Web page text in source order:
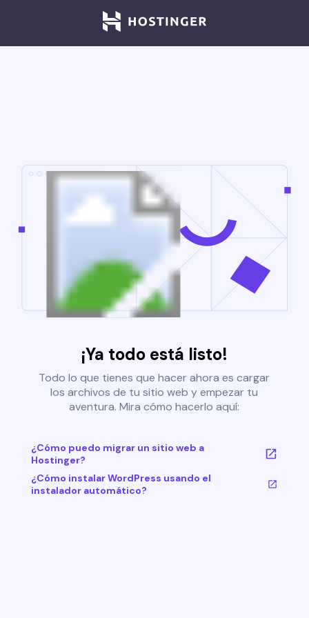
¡Ya todo está listo!
Todo lo que tienes que hacer ahora es cargar
los archivos de tu sitio web y empezar tu
aventura. Mira cómo hacerlo aquí:
¿Cómo puedo migrar un sitio web a
Hostinger?
¿Cómo instalar WordPress usando el
instalador automático?